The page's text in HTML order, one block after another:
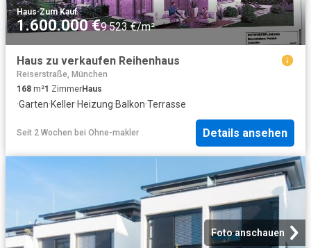
Haus·Zum Kauf
1.600.000 €9.523 €/m²
Haus zu verkaufen Reihenhaus
Reiserstraße, München
168 m²1 ZimmerHaus
·Garten·Keller·Heizung·Balkon·Terrasse
Seit 2 Wochen bei Ohne-makler Details ansehen
Foto anschauen